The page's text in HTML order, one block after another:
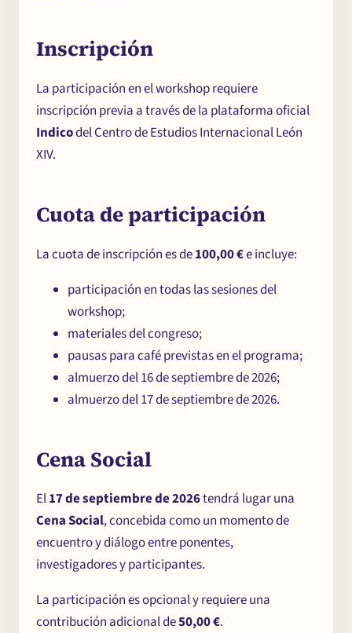
Inscripción
La participación en el workshop requiere
inscripción previa a través de la plataforma oficial
Indicodel Centro de Estudios Internacional León
XIV.
Cuota de participación
La cuota de inscripción es de100,00 €e incluye:
participación en todas las sesiones del
workshop;
materiales del congreso;
pausas para café previstas en el programa;
almuerzo del 16 de septiembre de 2026;
almuerzo del 17 de septiembre de 2026.
Cena Social
El17 de septiembre de 2026tendrá lugar una
Cena Social, concebida como un momento de
encuentro y diálogo entre ponentes,
investigadores y participantes.
La participación es opcional y requiere una
contribución adicional de50,00 €.